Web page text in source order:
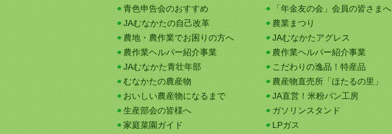
青色申告会のおすすめ
JAむなかたの自己改革
農地・農作業でお困りの方へ
農作業ヘルパー紹介事業
JAむなかた青壮年部
むなかたの農産物
おいしい農産物になるまで
生産部会の皆様へ
家庭菜園ガイド
「年金友の会」会員の皆さまへ
農業まつり
JAむなかたアグレス
農作業ヘルパー紹介事業
こだわりの逸品！特産品
農産物直売所「ほたるの里」
JA直営！米粉パン工房
ガソリンスタンド
LPガス